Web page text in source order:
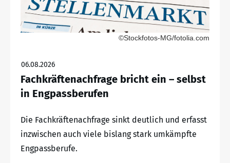
©Stockfotos-MG/fotolia.com
06.08.2026
Fachkräftenachfrage bricht ein – selbst
in Engpassberufen
Die Fachkräftenachfrage sinkt deutlich und erfasst
inzwischen auch viele bislang stark umkämpfte
Engpassberufe.